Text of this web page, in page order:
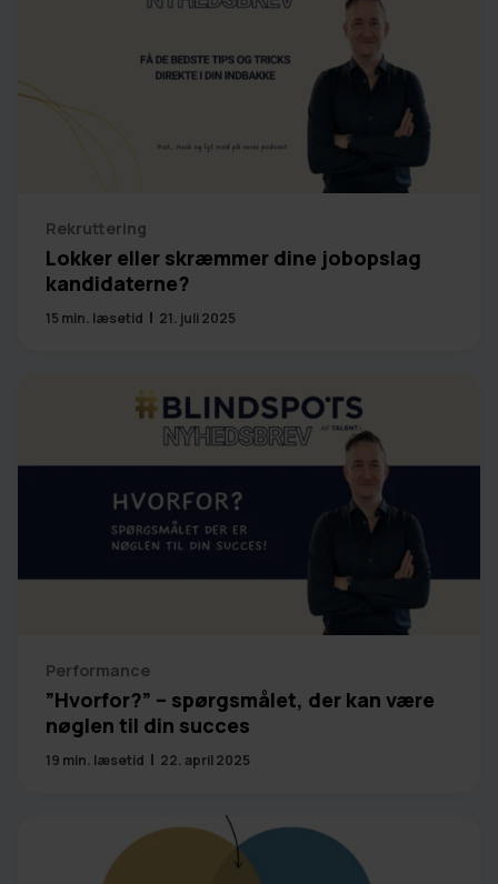
Rekruttering
Lokker eller skræmmer dine jobopslag
kandidaterne?
15 min. læsetid 21. juli 2025
Performance
”Hvorfor?” – spørgsmålet, der kan være
nøglen til din succes
19 min. læsetid 22. april 2025